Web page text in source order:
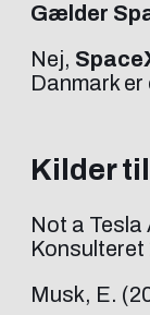
Gælder
Nej,
Danmark
Kilder
Not a Tesla
Konsulteret
Musk, E.